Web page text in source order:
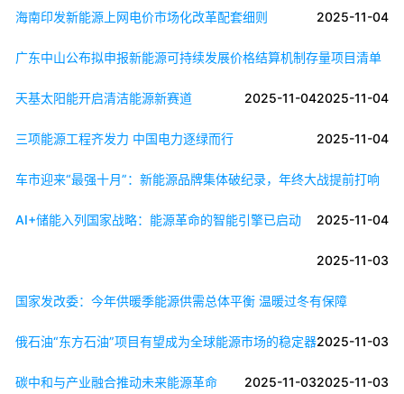
海南印发新能源上网电价市场化改革配套细则 2025-11-04
广东中山公布拟申报新能源可持续发展价格结算机制存量项目清单
2025-11-04
天基太阳能开启清洁能源新赛道 2025-11-04
三项能源工程齐发力 中国电力逐绿而行 2025-11-04
车市迎来“最强十月”：新能源品牌集体破纪录，年终大战提前打响
2025-11-04
AI+储能入列国家战略：能源革命的智能引擎已启动
2025-11-03
国家发改委：今年供暖季能源供需总体平衡 温暖过冬有保障
2025-11-03
俄石油“东方石油”项目有望成为全球能源市场的稳定器
2025-11-03
碳中和与产业融合推动未来能源革命 2025-11-03